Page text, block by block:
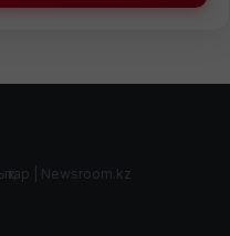
| Newsroom.kz